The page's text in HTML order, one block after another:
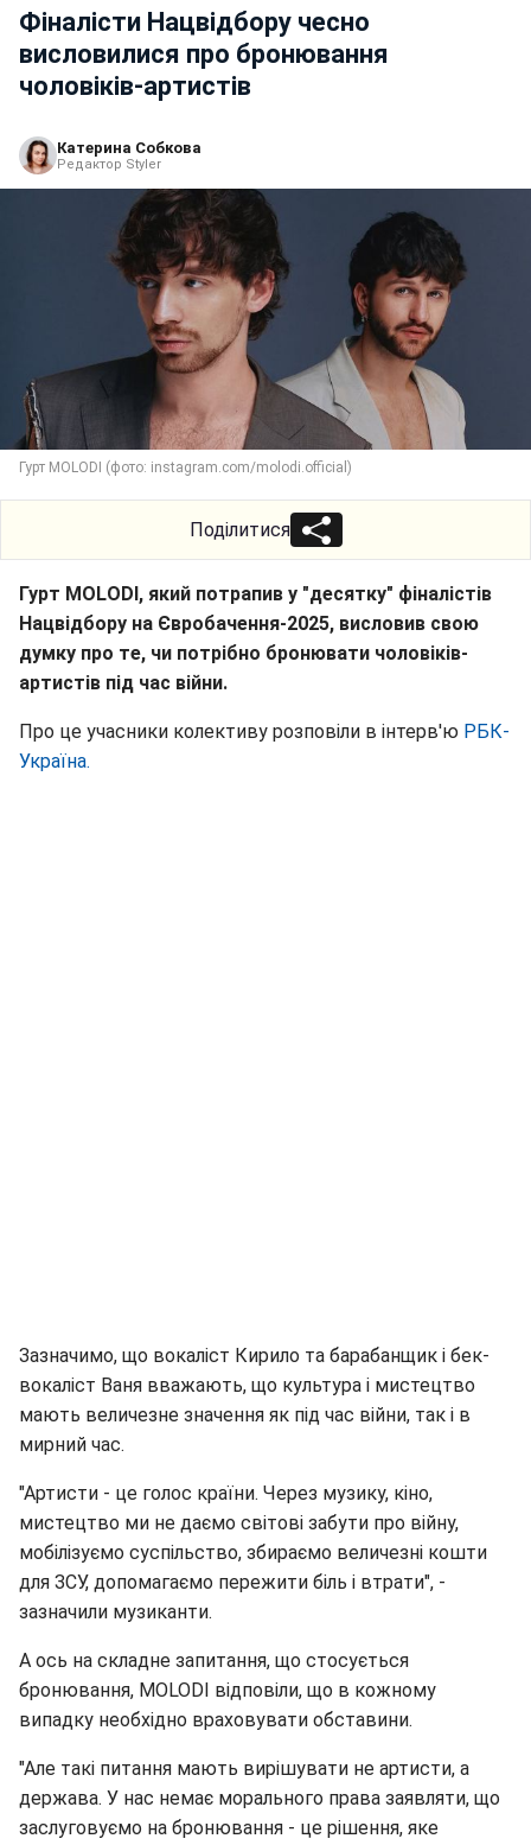
Фіналісти Нацвідбору чесно
висловилися про бронювання
чоловіків-артистів
Катерина Собкова
Редактор Styler
Гурт MOLODI (фото: instagram.com/molodi.official)
Поділитися
Гурт MOLODI, який потрапив у "десятку" фіналістів
Нацвідбору на Євробачення-2025, висловив свою
думку про те, чи потрібно бронювати чоловіків-
артистів під час війни.
Про це учасники колективу розповіли в інтерв'ю РБК-
Україна.
Зазначимо, що вокаліст Кирило та барабанщик і бек-
вокаліст Ваня вважають, що культура і мистецтво
мають величезне значення як під час війни, так і в
мирний час.
"Артисти - це голос країни. Через музику, кіно,
мистецтво ми не даємо світові забути про війну,
мобілізуємо суспільство, збираємо величезні кошти
для ЗСУ, допомагаємо пережити біль і втрати", -
зазначили музиканти.
А ось на складне запитання, що стосується
бронювання, MOLODI відповіли, що в кожному
випадку необхідно враховувати обставини.
"Але такі питання мають вирішувати не артисти, а
держава. У нас немає морального права заявляти, що
заслуговуємо на бронювання - це рішення, яке